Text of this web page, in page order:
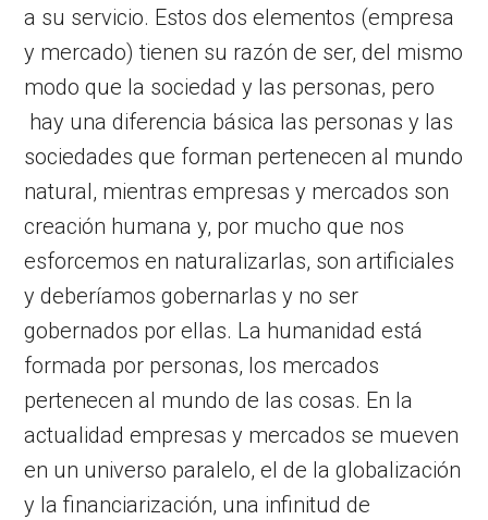
a su servicio. Estos dos elementos (empresa
y mercado) tienen su razón de ser, del mismo
modo que la sociedad y las personas, pero
hay una diferencia básica las personas y las
sociedades que forman pertenecen al mundo
natural, mientras empresas y mercados son
creación humana y, por mucho que nos
esforcemos en naturalizarlas, son artificiales
y deberíamos gobernarlas y no ser
gobernados por ellas. La humanidad está
formada por personas, los mercados
pertenecen al mundo de las cosas. En la
actualidad empresas y mercados se mueven
en un universo paralelo, el de la globalización
y la financiarización, una infinitud de